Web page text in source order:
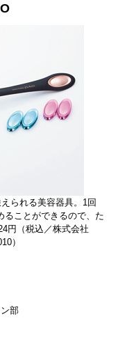
られる美容器具。1回
ることができるので、た
円（税込／株式会社
）
部